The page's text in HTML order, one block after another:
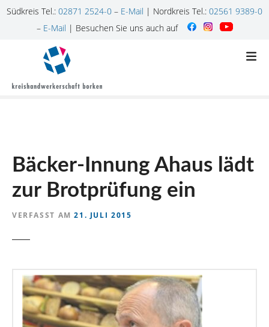
Südkreis Tel.: 02871 2524-0 – E-Mail | Nordkreis Tel.: 02561 9389-0
– E-Mail | Besuchen Sie uns auch auf
Bäcker-Innung Ahaus lädt
zur Brotprüfung ein
VERFASST AM 21. JULI 2015